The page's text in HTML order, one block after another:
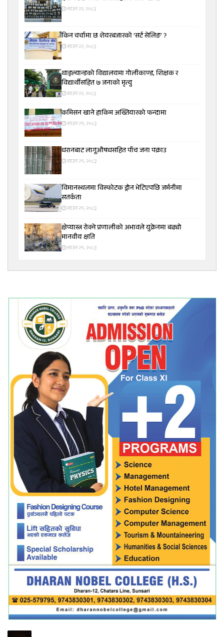
साउन २२, २०८३
किन चर्चामा छ शेयरबजारको ‘सर्ट सेलिङ’ ?
साउन २२, २०८३
थाइल्यान्डको विद्यालयमा गोलीकाण्ड, शिक्षक र
विद्यार्थीसहित ७ जनाको मृत्यु
साउन २२, २०८३
कमिसन खाने हाकिम अख्तियारको फन्दामा
साउन २१, २०८३
धरानबाट लागूऔषधसहित पाँच जना पक्राउ
साउन २१, २०८३
विमानस्थलमा विस्फोटक ड्रोन भेटिएपछि जर्मनीमा
सतर्कता
साउन २१, २०८३
क्षेप्यास्त्र रोक्ने प्रणालीको अभावले युक्रेनमा बढ्यो
मानवीय क्षति
साउन २१, २०८३